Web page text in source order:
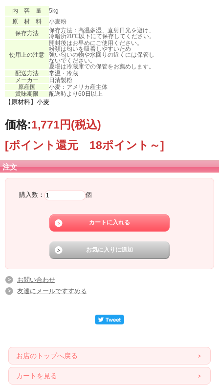
内 容 量
5kg
原 材 料
小麦粉
保存方法
保存方法：高温多湿、直射日光を避け、
冷暗所20℃以下にて保存してください。
使用上の注意
開封後はお早めにご使用ください。
粉類は匂いを吸着しやすいため
強い匂いの物や水回りの近くには保管し
ないでください。
夏場は冷蔵庫での保管をお薦めします。
配送方法
常温・冷蔵
メーカー
日清製粉
原産国
小麦：アメリカ産主体
賞味期限
配送時より60日以上
【原材料】小麦
価格:1,771円(税込)
[ポイント還元 18ポイント～]
注文
購入数： 個
お問い合わせ
友達にメールですすめる
お店のトップへ戻る
カートを見る